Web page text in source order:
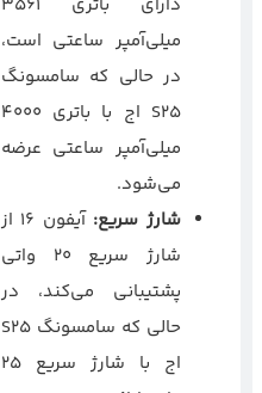
دارای باتری ۳۵۶۱
میلی‌آمپر ساعتی است،
در حالی که سامسونگ
S25 اج با باتری ۴۰۰۰
میلی‌آمپر ساعتی عرضه
می‌شود.
شارژ سریع:
آیفون ۱۶ از
شارژ سریع ۲۰ واتی
پشتیبانی می‌کند، در
حالی که سامسونگ S25
اج با شارژ سریع ۲۵